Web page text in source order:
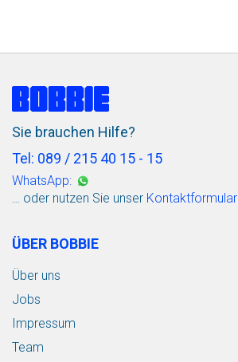
z
k
t
f
ü
r
i
e
M
F
1
0
R
i
Sie brauchen Hilfe?
Tel: 089 / 215 40 15 - 15
WhatsApp:
… oder nutzen Sie unser Kontaktformular
ÜBER BOBBIE
Über uns
Jobs
Impressum
Team